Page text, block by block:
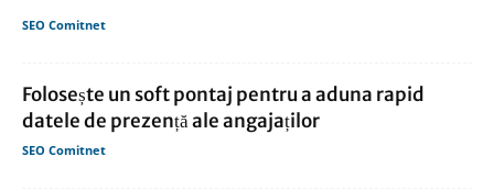
SEO Comitnet
Folosește un soft pontaj pentru a aduna rapid
datele de prezență ale angajaților
SEO Comitnet